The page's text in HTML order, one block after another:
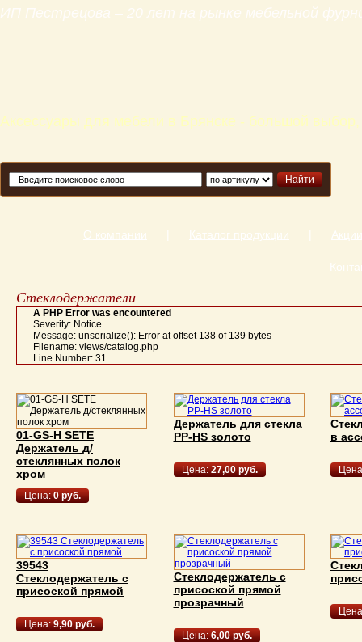
ИП Пестрецова – 20 лет на рынке мебельной
Аксессуары для мебели в Брянске - большой
Найти
О компании Каталог продукции
Стеклодержатели
A PHP Error was encountered
Severity: Notice
Message: unserialize(): Error at offset 138 of 139 bytes
Filename: views/catalog.php
Line Number: 31
01-GS-H SETE
Держатель д/
стеклянных полок
хром
Цена:0 руб.
Держатель для стекла
РР-НS золото
Цена:27,00 руб.
в
39543
Стеклодержатель с
присоской прямой
Цена:9,90 руб.
Стеклодержатель с
присоской прямой
прозрачный
Цена:6,00 руб.